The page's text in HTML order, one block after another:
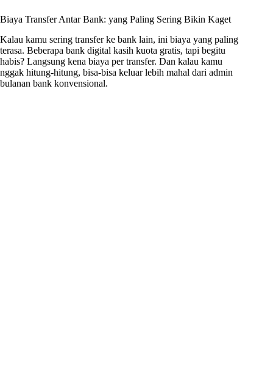
Biaya Transfer Antar Bank: yang Paling Sering Bikin Kaget
Kalau kamu sering transfer ke bank lain, ini biaya yang paling
terasa. Beberapa bank digital kasih kuota gratis, tapi begitu
habis? Langsung kena biaya per transfer. Dan kalau kamu
nggak hitung-hitung, bisa-bisa keluar lebih mahal dari admin
bulanan bank konvensional.